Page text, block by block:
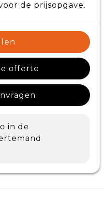
de prijsopgave.
offerte
in de